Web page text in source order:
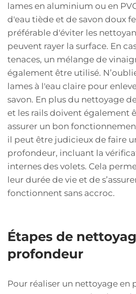
lames en aluminium ou en
d'eau tiède et de savon doux
préférable d'éviter les
peuvent rayer la surface. En
tenaces, un mélange de
également être utilisé.
lames à l'eau claire pour
savon. En plus du nettoyage
et les rails doivent également
assurer un bon
il peut être judicieux de faire
profondeur, incluant la
internes des volets. Cela
leur durée de vie et de
fonctionnent sans accroc.
Étapes de
profondeur
Pour réaliser un nettoyage en